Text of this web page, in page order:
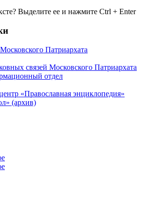
Выделите ее и нажмите Ctrl + Enter
Патриархата
связей Московского Патриархата
отдел
«Православная энциклопедия»
(архив)